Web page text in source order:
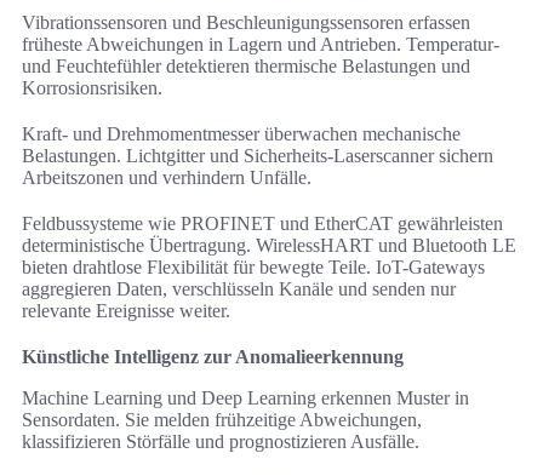
Vibrationssensoren und Beschleunigungssensoren erfassen
früheste Abweichungen in Lagern und Antrieben. Temperatur-
und Feuchtefühler detektieren thermische Belastungen und
Korrosionsrisiken.
Kraft- und Drehmomentmesser überwachen mechanische
Belastungen. Lichtgitter und Sicherheits-Laserscanner sichern
Arbeitszonen und verhindern Unfälle.
Feldbussysteme wie PROFINET und EtherCAT gewährleisten
deterministische Übertragung. WirelessHART und Bluetooth LE
bieten drahtlose Flexibilität für bewegte Teile. IoT-Gateways
aggregieren Daten, verschlüsseln Kanäle und senden nur
relevante Ereignisse weiter.
Künstliche Intelligenz zur Anomalieerkennung
Machine Learning und Deep Learning erkennen Muster in
Sensordaten. Sie melden frühzeitige Abweichungen,
klassifizieren Störfälle und prognostizieren Ausfälle.